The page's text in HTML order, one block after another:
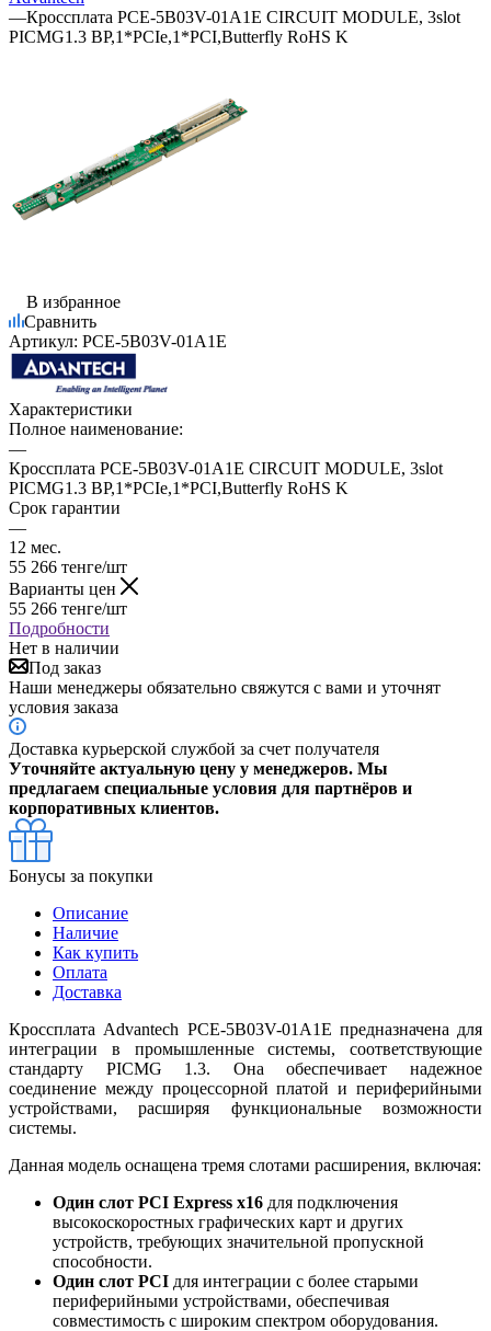
—Кроссплата PCE-5B03V-01A1E CIRCUIT MODULE, 3slot
PICMG1.3 BP,1*PCIe,1*PCI,Butterfly RoHS K
В избранное
Сравнить
Артикул: PCE-5B03V-01A1E
Характеристики
Полное наименование:
—
Кроссплата PCE-5B03V-01A1E CIRCUIT MODULE, 3slot
PICMG1.3 BP,1*PCIe,1*PCI,Butterfly RoHS K
Срок гарантии
—
12 мес.
55 266 тенге/шт
Варианты цен
55 266 тенге/шт
Подробности
Нет в наличии
Под заказ
Наши менеджеры обязательно свяжутся с вами и уточнят
условия заказа
Доставка курьерской службой за счет получателя
Уточняйте актуальную цену у менеджеров. Мы
предлагаем специальные условия для партнёров и
корпоративных клиентов.
Бонусы за покупки
Описание
Наличие
Как купить
Оплата
Доставка
Кроссплата Advantech PCE-5B03V-01A1E предназначена для
интеграции в промышленные системы, соответствующие
стандарту PICMG 1.3. Она обеспечивает надежное
соединение между процессорной платой и периферийными
устройствами, расширяя функциональные возможности
системы.
Данная модель оснащена тремя слотами расширения, включая:
Один слот PCI Express x16 для подключения
высокоскоростных графических карт и других
устройств, требующих значительной пропускной
способности.
Один слот PCI для интеграции с более старыми
периферийными устройствами, обеспечивая
совместимость с широким спектром оборудования.